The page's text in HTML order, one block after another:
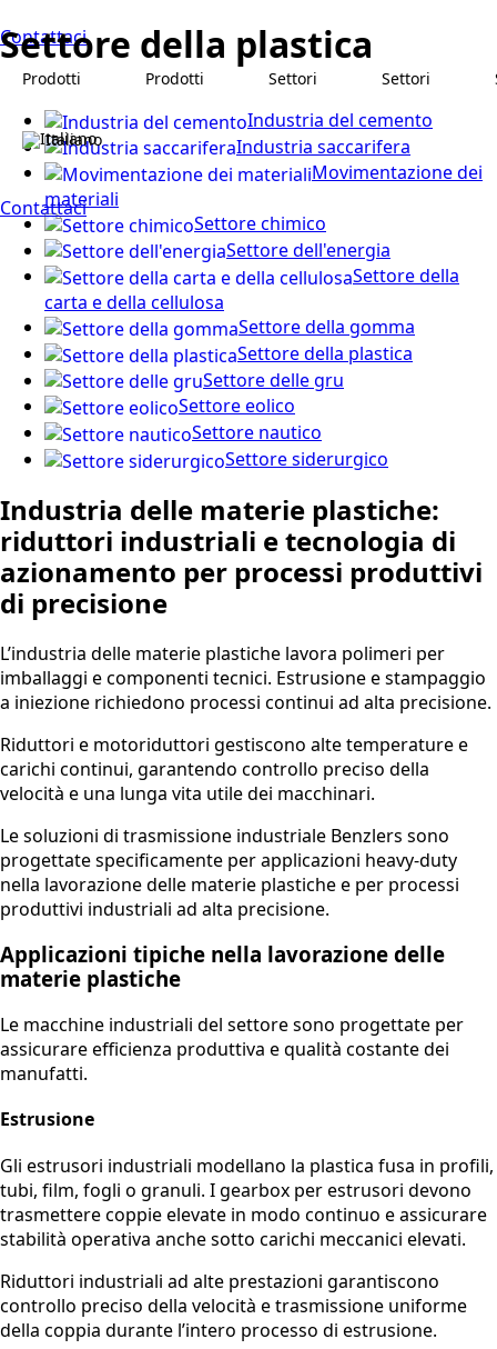
Contattaci
Prodotti Prodotti Settori Settori
Italiano
Contattaci
Settore della plastica
Industria del cemento
Industria saccarifera
Movimentazione dei
materiali
Settore chimico
Settore dell'energia
Settore della
carta e della cellulosa
Settore della gomma
Settore della plastica
Settore delle gru
Settore eolico
Settore nautico
Settore siderurgico
Industria delle materie plastiche:
riduttori industriali e tecnologia di
azionamento per processi produttivi
di precisione
L’industria delle materie plastiche lavora polimeri per
imballaggi e componenti tecnici. Estrusione e stampaggio
a iniezione richiedono processi continui ad alta precisione.
Riduttori e motoriduttori gestiscono alte temperature e
carichi continui, garantendo controllo preciso della
velocità e una lunga vita utile dei macchinari.
Le soluzioni di trasmissione industriale Benzlers sono
progettate specificamente per applicazioni heavy-duty
nella lavorazione delle materie plastiche e per processi
produttivi industriali ad alta precisione.
Applicazioni tipiche nella lavorazione delle
materie plastiche
Le macchine industriali del settore sono progettate per
assicurare efficienza produttiva e qualità costante dei
manufatti.
Estrusione
Gli estrusori industriali modellano la plastica fusa in profili,
tubi, film, fogli o granuli. I gearbox per estrusori devono
trasmettere coppie elevate in modo continuo e assicurare
stabilità operativa anche sotto carichi meccanici elevati.
Riduttori industriali ad alte prestazioni garantiscono
controllo preciso della velocità e trasmissione uniforme
della coppia durante l’intero processo di estrusione.